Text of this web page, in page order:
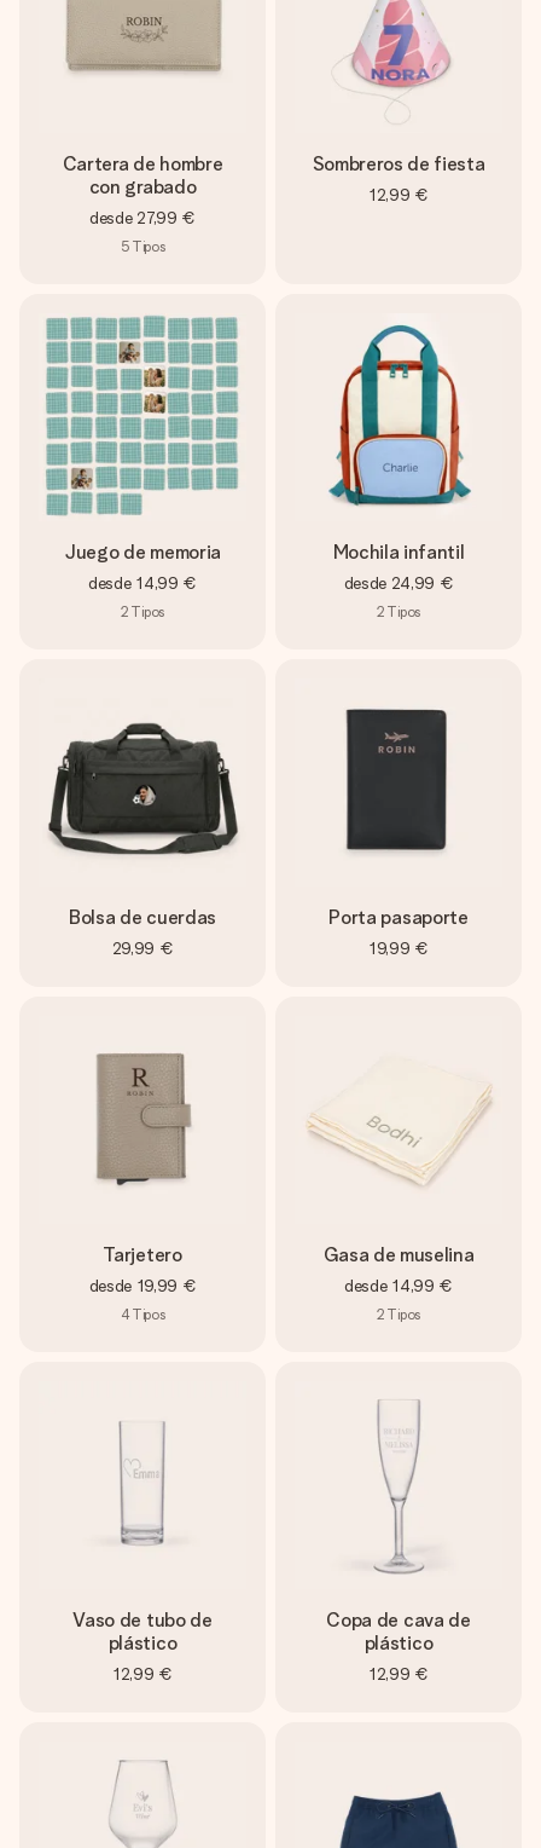
Cartera de hombre
con grabado
desde 27,99 €
5 Tipos
Sombreros de fiesta
12,99 €
Juego de memoria
desde 14,99 €
2 Tipos
Mochila infantil
desde 24,99 €
2 Tipos
Bolsa de cuerdas
29,99 €
Porta pasaporte
19,99 €
Tarjetero
desde 19,99 €
4Tipos
Gasa de muselina
desde 14,99 €
2 Tipos
Vaso de tubo de
plástico
12,99 €
Copa de cava de
plástico
12,99 €